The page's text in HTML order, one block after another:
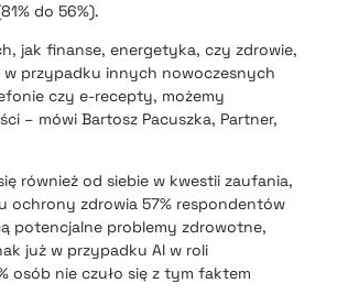
do 56%).
jak finanse, energetyka, czy zdrowie,
w przypadku innych nowoczesnych
czy e-recepty, możemy
– mówi Bartosz Pacuszka, Partner,
również od siebie w kwestii zaufania,
ochrony zdrowia 57% respondentów
potencjalne problemy zdrowotne,
już w przypadku AI w roli
nie czuło się z tym faktem